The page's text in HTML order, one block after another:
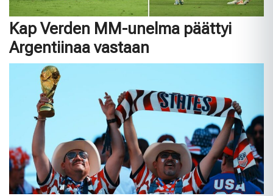
Kap Verden MM-unelma päättyi
Argentiinaa vastaan